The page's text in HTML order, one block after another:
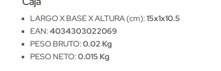
LARGO X BASE X ALTURA (cm):15x1x10.5
EAN:4034303022069
PESO BRUTO:0.02 Kg
PESO NETO:0.015 Kg